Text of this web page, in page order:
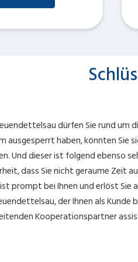
dürfen Sie rund um
ausgesperrt haben, könnten
Und dieser ist folgend ebenso
dass Sie nicht geraume Zeit
prompt bei Ihnen und erlöst Sie
der Ihnen als Kunde
Kooperationspartner